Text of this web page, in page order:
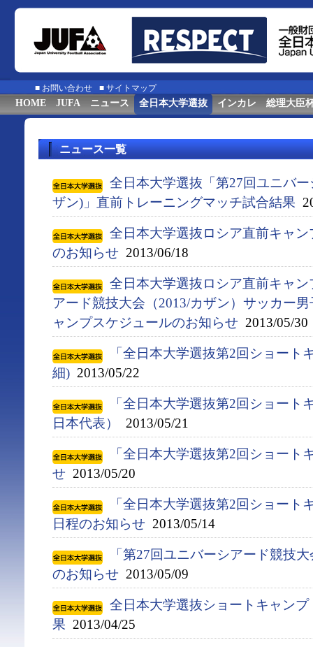
■ お問い合わせ ■ サイトマップ
HOME JUFA ニュース 全日本大学選抜 インカレ 総理大臣
ニュース一覧
全日本大学選抜「第27回ユニバ
ザン)」直前トレーニングマッチ試合結果
全日本大学選抜ロシア​直前キャ
のお知​らせ 2013/06/18
全日本大学選抜ロシア直前キャ
アード競技大会（2013/カザン）サッカー
ャンプスケジュールのお知らせ 2013/05/30
「全日本大学選抜第2回ショート
細) 2013/05/22
「全日本大学選抜第2回ショート
日本代表）
2013/05/21
「全日本大学選抜第2回ショート
せ 2013/05/20
「全日本大学選抜第2回ショート
日程のお知らせ 2013/05/14
「第27回ユニバーシアード競技
のお知らせ 2013/05/09
全日本大学選抜ショートキャン
果 2013/04/25